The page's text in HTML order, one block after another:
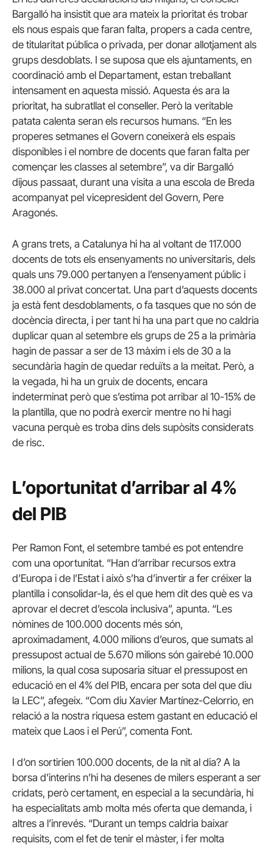
Bargalló ha insistit que ara mateix la prioritat és trobar
els nous espais que faran falta, propers a cada centre,
de titularitat pública o privada, per donar allotjament als
grups desdoblats. I se suposa que els ajuntaments, en
coordinació amb el Departament, estan treballant
intensament en aquesta missió. Aquesta és ara la
prioritat, ha subratllat el conseller. Però la veritable
patata calenta seran els recursos humans. “En les
properes setmanes el Govern coneixerà els espais
disponibles i el nombre de docents que faran falta per
començar les classes al setembre”, va dir Bargalló
dijous passaat, durant una visita a una escola de Breda
acompanyat pel vicepresident del Govern, Pere
Aragonés.
A grans trets, a Catalunya hi ha al voltant de 117.000
docents de tots els ensenyaments no universitaris, dels
quals uns 79.000 pertanyen a l’ensenyament públic i
38.000 al privat concertat. Una part d’aquests docents
ja està fent desdoblaments, o fa tasques que no són de
docència directa, i per tant hi ha una part que no caldria
duplicar quan al setembre els grups de 25 a la primària
hagin de passar a ser de 13 màxim i els de 30 a la
secundària hagin de quedar reduïts a la meitat. Però, a
la vegada, hi ha un gruix de docents, encara
indeterminat però que s’estima pot arribar al 10-15% de
la plantilla, que no podrà exercir mentre no hi hagi
vacuna perquè es troba dins dels supòsits considerats
de risc.
L’oportunitat d’arribar al 4%
del PIB
Per Ramon Font, el setembre també es pot entendre
com una oportunitat. “Han d’arribar recursos extra
d’Europa i de l’Estat i això s’ha d’invertir a fer créixer la
plantilla i consolidar-la, és el que hem dit des què es va
aprovar el decret d’escola inclusiva”, apunta. “Les
nòmines de 100.000 docents més són,
aproximadament, 4.000 milions d’euros, que sumats al
pressupost actual de 5.670 milions són gairebé 10.000
milions, la qual cosa suposaria situar el pressupost en
educació en el 4% del PIB, encara per sota del que diu
la LEC”, afegeix. “Com diu Xavier Martínez-Celorrio, en
relació a la nostra riquesa estem gastant en educació el
mateix que Laos i el Perú”, comenta Font.
I d’on sortirien 100.000 docents, de la nit al dia? A la
borsa d’interins n’hi ha desenes de milers esperant a ser
cridats, però certament, en especial a la secundària, hi
ha especialitats amb molta més oferta que demanda, i
altres a l’inrevés. “Durant un temps caldria baixar
requisits, com el fet de tenir el màster, i fer molta